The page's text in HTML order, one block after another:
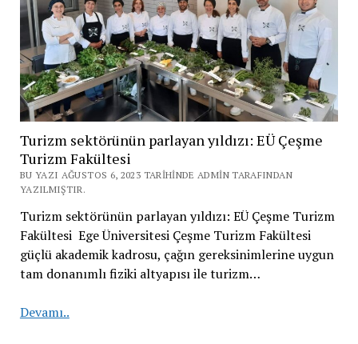
Turizm sektörünün parlayan yıldızı: EÜ Çeşme
Turizm Fakültesi
BU YAZI AĞUSTOS 6, 2023 TARIHINDE ADMIN TARAFINDAN
YAZILMIŞTIR.
Turizm sektörünün parlayan yıldızı: EÜ Çeşme Turizm
Fakültesi Ege Üniversitesi Çeşme Turizm Fakültesi
güçlü akademik kadrosu, çağın gereksinimlerine uygun
tam donanımlı fiziki altyapısı ile turizm…
Devamı..Turizm